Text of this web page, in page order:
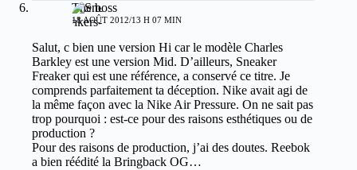
The boss
18 AOÛT 2012/13 H 07 MIN
Salut, c bien une version Hi car le modèle Charles
Barkley est une version Mid. D’ailleurs, Sneaker
Freaker qui est une référence, a conservé ce titre. Je
comprends parfaitement ta déception. Nike avait agi de
la même façon avec la Nike Air Pressure. On ne sait pas
trop pourquoi : est-ce pour des raisons esthétiques ou de
production ?
Pour des raisons de production, j’ai des doutes. Reebok
a bien réédité la Bringback OG…